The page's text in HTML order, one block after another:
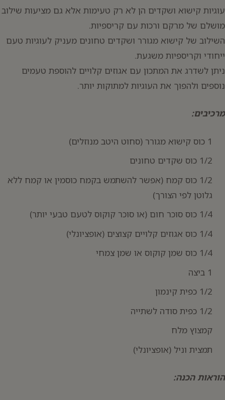
חיפוש:
עוגיות קישוא ושקדים הן לא רק טעימות אלא גם מציעות שילוב
מושלם של מרקם ורכות עם קריספיות.
השילוב של קישוא מגורר ושקדים טחונים מעניק לעוגיות טעם
ייחודי וקריספיות משגעת.
ניתן לשדרג את המתכון עם אגוזים קלויים להוספת טעמים
נוספים ולהפוך את העוגיות למתוקות יותר.
מרכיבים:
1 כוס קישוא מגורר (סחוט היטב מנוזלים)
1/2 כוס שקדים טחונים
1/2 כוס קמח (אפשר להשתמש בקמח כוסמין או קמח ללא
גלוטן לפי הצורך)
1/4 כוס סוכר חום (או סוכר קוקוס לטעם טבעי יותר)
1/4 כוס אגוזים קלויים קצוצים (אופציונלי)
1/4 כוס שמן קוקוס או שמן צמחי
1 ביצה
1/2 כפית קינמון
1/2 כפית סודה לשתייה
קמצוץ מלח
תמצית וניל (אופציונלי)
הוראות הכנה: